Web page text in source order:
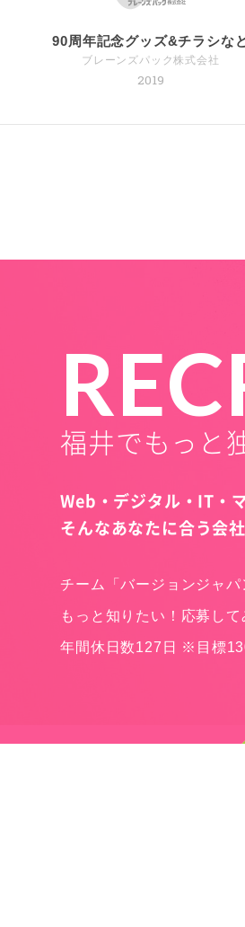
90周年記念グッズ&チラシな
ブレーンズパック株式会社
2019
福井でもっと
Web・デジタル・IT・
そんなあなたに合う会社
チーム「バージョンジャ
もっと知りたい！応募して
年間休日数127日 ※目標